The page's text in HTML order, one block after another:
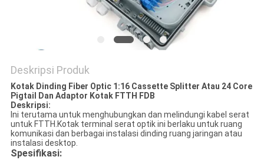
Deskripsi Produk
Kotak Dinding Fiber Optic 1:16 Cassette Splitter Atau 24 Core
Pigtail Dan Adaptor Kotak FTTH FDB
Deskripsi:
Ini terutama untuk menghubungkan dan melindungi kabel serat
untuk FTTH.Kotak terminal serat optik ini berlaku untuk ruang
komunikasi dan berbagai instalasi dinding ruang jaringan atau
instalasi desktop.
Spesifikasi: